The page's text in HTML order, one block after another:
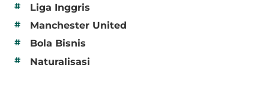
# Liga Inggris
# Manchester United
# Bola Bisnis
# Naturalisasi